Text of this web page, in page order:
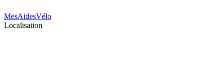
MesAidesVélo
Localisation